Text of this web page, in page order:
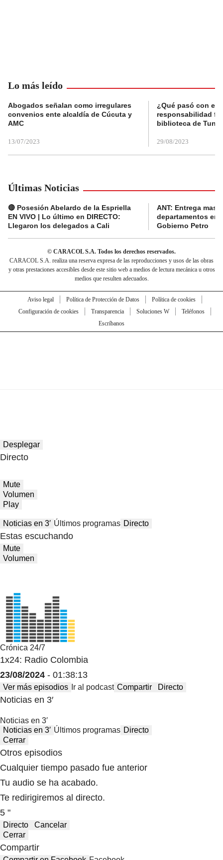
Lo más leído
Abogados señalan como irregulares
convenios ente alcaldía de Cúcuta y
AMC
13/07/2023
¿Qué pasó con el
responsabilidad
biblioteca de
29/08/2023
Últimas Noticias
🔴 Posesión Abelardo de la Espriella
EN VIVO | Lo último en DIRECTO:
Llegaron los delegados a Cali
ANT: Entrega
departamentos en
Gobierno Petro
© CARACOL S.A. Todos los derechos reservados.
CARACOL S.A. realiza una reserva expresa de las reproducciones y usos de las obras
y otras prestaciones accesibles desde este sitio web a medios de lectura mecánica u otros
medios que resulten adecuados.
Aviso legal Política de Protección de Datos
Política de cookies
Configuración de cookies
Transparencia Soluciones W
Teléfonos
Escríbanos
Desplegar
Directo
Mute
Volumen
Play
Noticias en 3′ Últimos programas Directo
Estas escuchando
Mute
Volumen
Crónica 24/7
1x24: Radio Colombia
23/08/2024 - 01:38:13
Ver más episodios Ir al podcast Compartir Directo
Noticias en 3′
Noticias en 3′
Noticias en 3′ Últimos programas Directo
Cerrar
Otros episodios
Cualquier tiempo pasado fue anterior
Tu audio se ha acabado.
Te redirigiremos al directo.
5 "
Directo
Cancelar
Cerrar
Compartir